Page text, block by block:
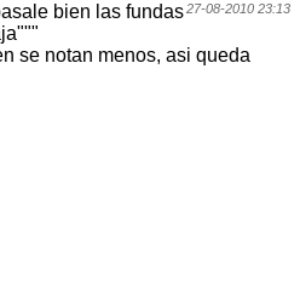
27-08-2010 23:13
bien las fundas
se notan menos, asi queda